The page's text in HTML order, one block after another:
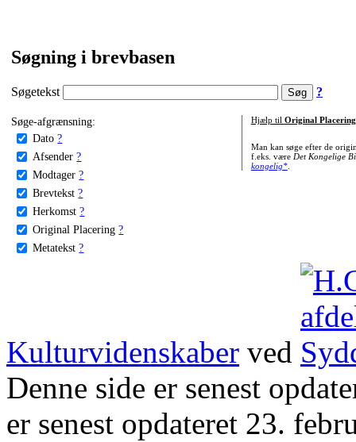
Søgning i brevbasen
Søgetekst ?
Søge-afgrænsning:
Dato ?
Afsender ?
Modtager ?
Brevtekst ?
Herkomst ?
Original Placering ?
Metatekst ?
Hjælp til Original Placering
Man kan søge efter de
f.eks. være Det Kongelige
kongelig*.
Kulturvidenskaber ved
Denne side er senest
er senest opdateret 23.